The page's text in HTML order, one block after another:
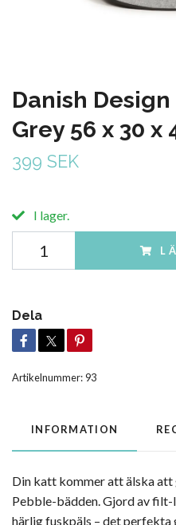
Danish
Grey 56 x 30 x
399 SEK
I lager.
Dela
Artikelnummer:93
INFORMATION
Din katt kommer att älska att
Pebble-bädden. Gjord av
härlig fuskpäls – det